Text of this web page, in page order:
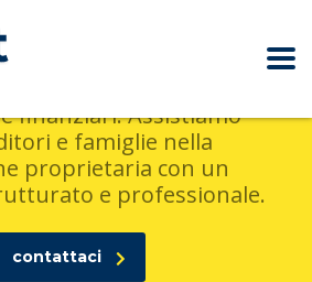
di un’azienda richiede
precisione e una
reale dei processi
finanziari. Assistiamo
e famiglie nella
proprietaria con un
e professionale.
contattaci